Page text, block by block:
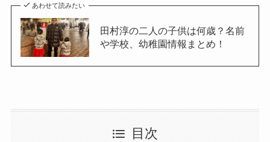
あわせて読みたい
田村淳の二人の子供は何歳？名前
や学校、幼稚園情報まとめ！
目次